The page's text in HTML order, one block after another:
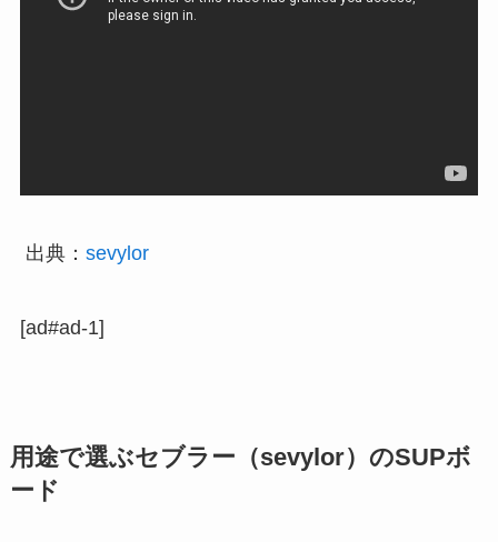
出典： sevylor
[ad#ad-1]
用途で選ぶセブラー（sevylor）のSUPボ
ード